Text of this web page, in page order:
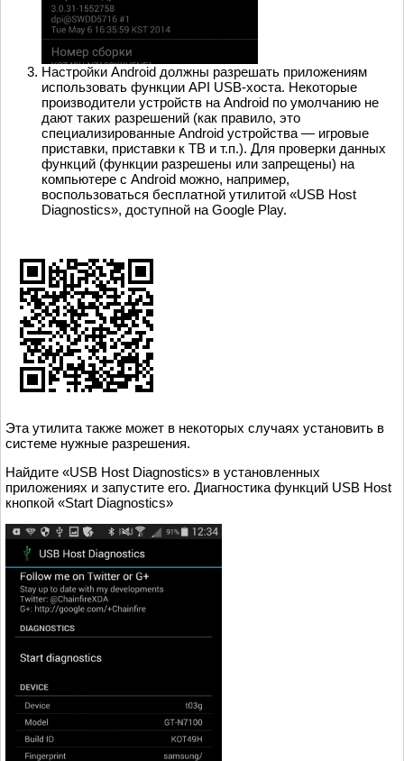
Настройки Android должны разрешать приложениям
использовать функции API USB-хоста. Некоторые
производители устройств на Android по умолчанию не
дают таких разрешений (как правило, это
специализированные Android устройства — игровые
приставки, приставки к ТВ и т.п.). Для проверки данных
функций (функции разрешены или запрещены) на
компьютере с Android можно, например,
воспользоваться бесплатной утилитой «USB Host
Diagnostics», доступной на Google Play.
Эта утилита также может в некоторых случаях установить в
системе нужные разрешения.
Найдите «USB Host Diagnostics» в установленных
приложениях и запустите его. Диагностика функций USB Host
кнопкой «Start Diagnostics»